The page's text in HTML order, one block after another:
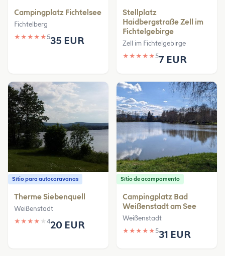
Campingplatz Fichtelsee
Fichtelberg
★ ★ ★ ★ ★535 EUR
Stellplatz
Haidbergstraße Zell im
Fichtelgebirge
Zell im Fichtelgebirge
★ ★ ★ ★ ★57 EUR
Sítio para autocaravanas
Therme Siebenquell
Weißenstadt
★ ★ ★ ★ ★ 420 EUR
Sítio de acampamento
Campingplatz Bad
Weißenstadt am See
Weißenstadt
★ ★ ★ ★ ★531 EUR